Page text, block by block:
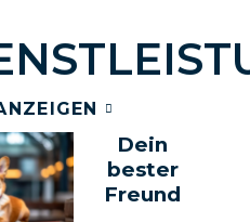
Dein
bester
Freund